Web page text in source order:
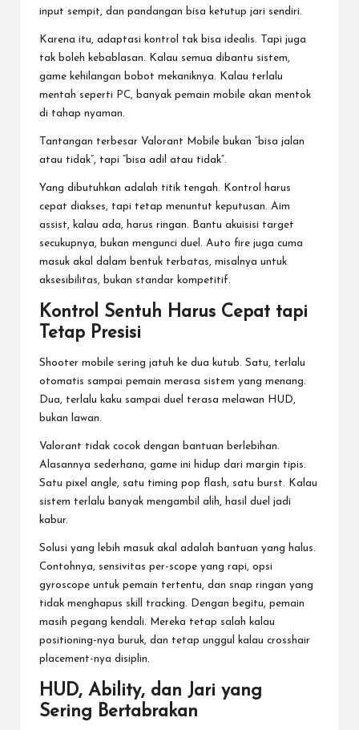
input sempit, dan pandangan bisa ketutup jari sendiri.
Karena itu, adaptasi kontrol tak bisa idealis. Tapi juga
tak boleh kebablasan. Kalau semua dibantu sistem,
game kehilangan bobot mekaniknya. Kalau terlalu
mentah seperti PC, banyak pemain mobile akan mentok
di tahap nyaman.
Tantangan terbesar Valorant Mobile bukan “bisa jalan
atau tidak”, tapi “bisa adil atau tidak”.
Yang dibutuhkan adalah titik tengah. Kontrol harus
cepat diakses, tapi tetap menuntut keputusan. Aim
assist, kalau ada, harus ringan. Bantu akuisisi target
secukupnya, bukan mengunci duel. Auto fire juga cuma
masuk akal dalam bentuk terbatas, misalnya untuk
aksesibilitas, bukan standar kompetitif.
Kontrol Sentuh Harus Cepat tapi
Tetap Presisi
Shooter mobile sering jatuh ke dua kutub. Satu, terlalu
otomatis sampai pemain merasa sistem yang menang.
Dua, terlalu kaku sampai duel terasa melawan HUD,
bukan lawan.
Valorant tidak cocok dengan bantuan berlebihan.
Alasannya sederhana, game ini hidup dari margin tipis.
Satu pixel angle, satu timing pop flash, satu burst. Kalau
sistem terlalu banyak mengambil alih, hasil duel jadi
kabur.
Solusi yang lebih masuk akal adalah bantuan yang halus.
Contohnya, sensivitas per-scope yang rapi, opsi
gyroscope untuk pemain tertentu, dan snap ringan yang
tidak menghapus skill tracking. Dengan begitu, pemain
masih pegang kendali. Mereka tetap salah kalau
positioning-nya buruk, dan tetap unggul kalau crosshair
placement-nya disiplin.
HUD, Ability, dan Jari yang
Sering Bertabrakan